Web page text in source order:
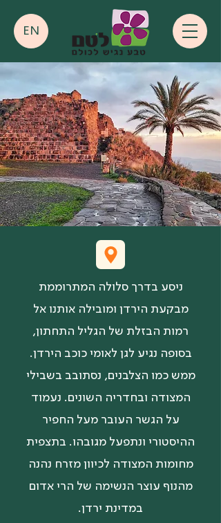
EN
ניסע בדרך סלולה המתרוממת
מבקעת הירדן ומובילה אותנו אל
רמות הבזלת של הגליל התחתון,
בסופה נגיע לגן לאומי כוכב הירדן.
ממש כמו הצלבנים, נסתובב בשבילי
המצודה ובחדריה השונים. נעמוד
על הגשר העובר מעל החפיר
ההיסטורי ונתפעל מגובהו. בתצפית
מחומות המצודה לכיוון מזרח נהנה
מהנוף עוצר הנשימה של הרי אדום
במדינת ירדן.